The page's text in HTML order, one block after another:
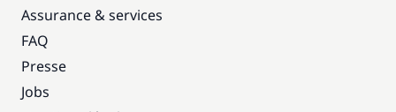
Assurance & services
FAQ
Presse
Jobs